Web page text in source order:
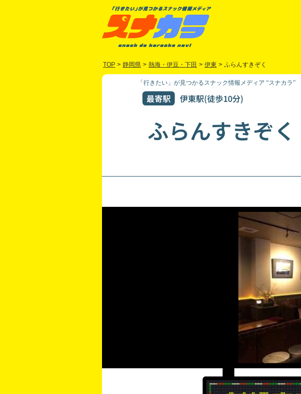
TOP > 静岡県 > 熱海・伊豆・下田 > 伊東 > ふらんすきぞく
「行きたい」が見つかるスナック情報メディア “スナカラ”
最寄駅 伊東駅(徒歩10分)
ふらんすきぞく